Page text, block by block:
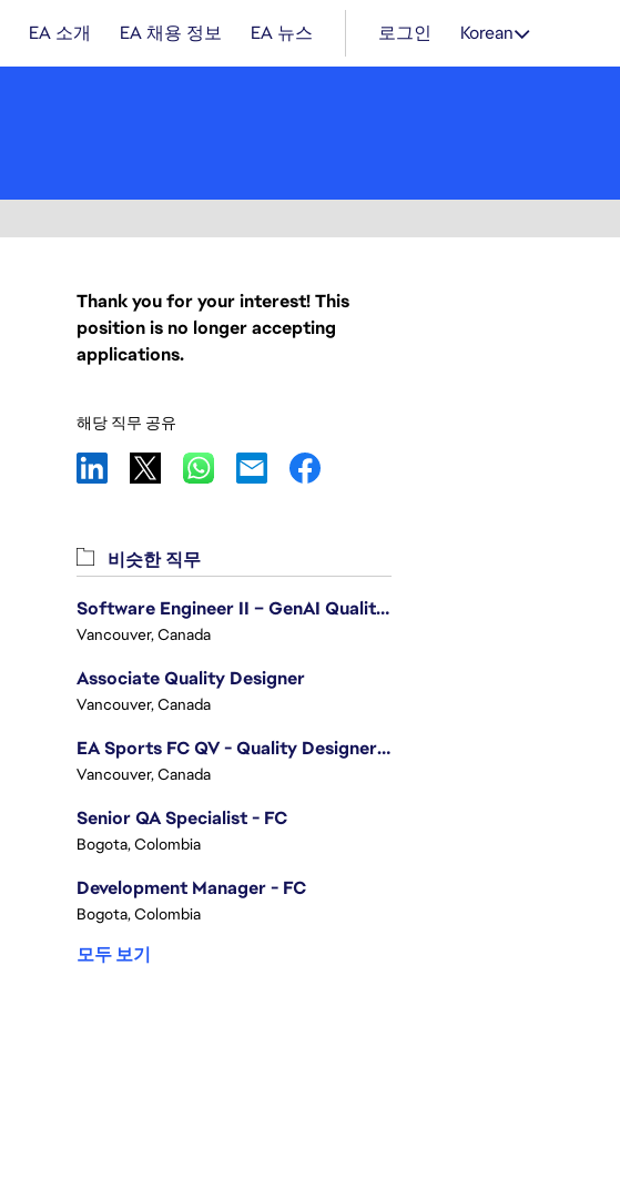
EA 소개 EA 채용 정보 EA 뉴스 로그인 Korean
Thank you for your interest! This
position is no longer accepting
applications.
해당 직무 공유
비슷한 직무
Software Engineer II – GenAI Quality Engineering
Vancouver, Canada
Associate Quality Designer
Vancouver, Canada
EA Sports FC QV - Quality Designer (Companion App)
Vancouver, Canada
Senior QA Specialist - FC
Bogota, Colombia
Development Manager - FC
Bogota, Colombia
모두 보기